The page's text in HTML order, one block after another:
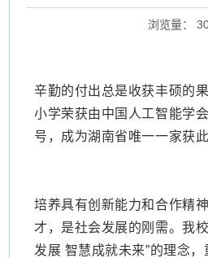
浏览量：
辛勤的付出总是收获丰硕的
小学荣获由中国人工智能学
号，成为湖南省唯一一家获
培养具有创新能力和合作精
才，是社会发展的刚需。我
发展 智慧成就未来”的理念